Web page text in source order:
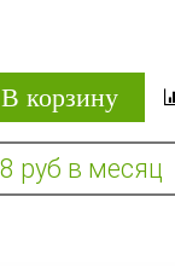
В корзину